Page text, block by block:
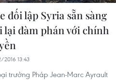
đối lập Syria sẵn sàng
lại đàm phán với chính
2016 13:43
trưởng Pháp Jean-Marc Ayrault